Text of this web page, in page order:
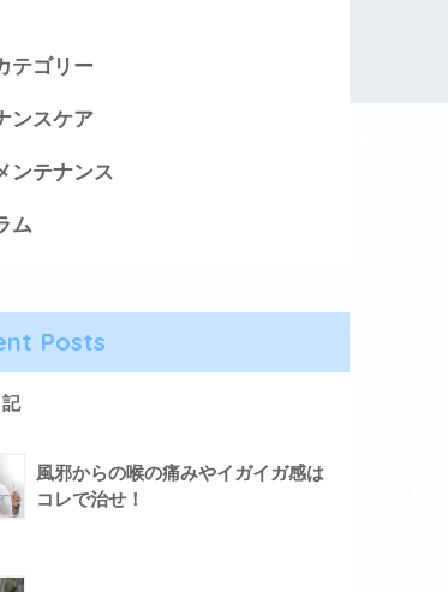
テゴリー
ンスケア
ンテナンス
ム
Posts
風邪からの喉の痛みやイガイガ感は
コレで治せ！